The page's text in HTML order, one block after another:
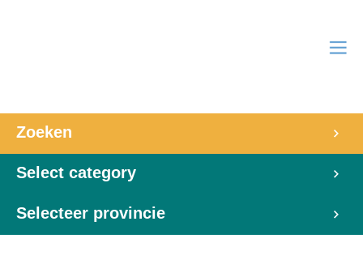
Zoeken
Select category
Selecteer provincie